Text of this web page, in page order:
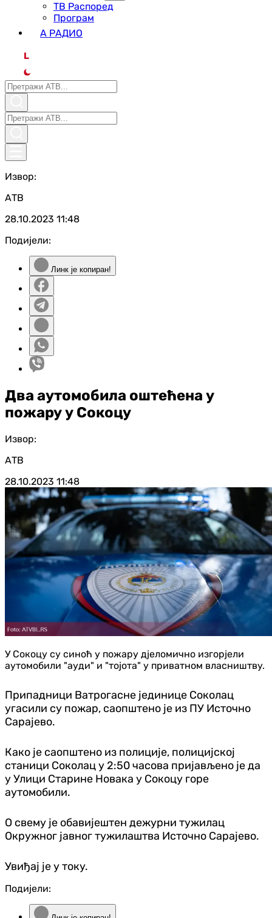
ТВ Распоред
Програм
А РАДИО
L
Извор:
АТВ
28.10.2023 11:48
Подијели:
Линк је копиран!
Два аутомобила оштећена у
пожару у Сокоцу
Извор:
АТВ
28.10.2023 11:48
У Сокоцу су синоћ у пожару дјеломично изгорјели
аутомобили "ауди" и "тојота" у приватном власништву.
Припадници Ватрогасне јединице Соколац
угасили су пожар, саопштено је из ПУ Источно
Сарајево.
Како је саопштено из полиције, полицијској
станици Соколац у 2:50 часова пријављено је да
у Улици Старине Новака у Сокоцу горе
аутомобили.
О свему је обавијештен дежурни тужилац
Окружног јавног тужилаштва Источно Сарајево.
Увиђај је у току.
Подијели: